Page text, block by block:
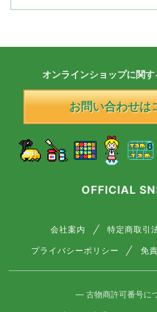
オンラインショップに関す
お問い合わせは
OFFICIAL
会社案内 特定商取引
プライバシーポリシー 免
― 古物商許可番号に